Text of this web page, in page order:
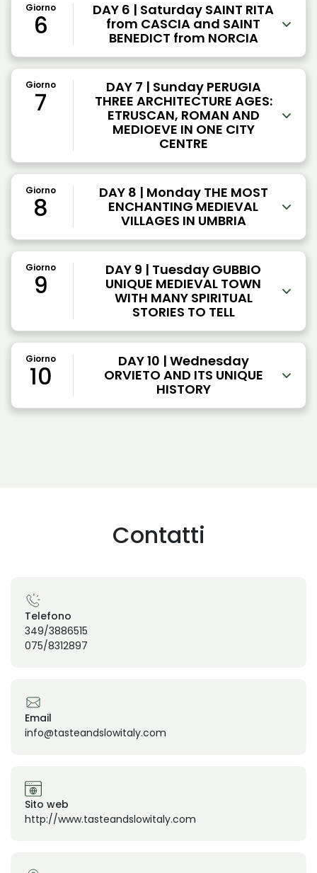
Giorno
6
DAY 6 | Saturday SAINT RITA
from CASCIA and SAINT
BENEDICT from NORCIA
Giorno
7
DAY 7 | Sunday PERUGIA
THREE ARCHITECTURE AGES:
ETRUSCAN, ROMAN AND
MEDIOEVE IN ONE CITY
CENTRE
Giorno
8
DAY 8 | Monday THE MOST
ENCHANTING MEDIEVAL
VILLAGES IN UMBRIA
Giorno
9
DAY 9 | Tuesday GUBBIO
UNIQUE MEDIEVAL TOWN
WITH MANY SPIRITUAL
STORIES TO TELL
Giorno
10
DAY 10 | Wednesday
ORVIETO AND ITS UNIQUE
HISTORY
Contatti
Telefono
349/3886515
075/8312897
Email
info@tasteandslowitaly.com
Sito web
http://www.tasteandslowitaly.com